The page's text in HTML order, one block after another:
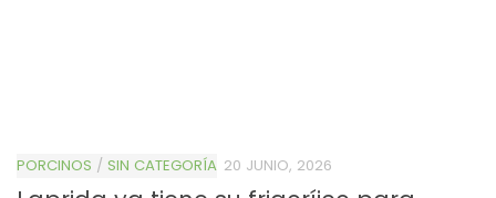
PORCINOS / SIN CATEGORÍA 20 JUNIO, 2026